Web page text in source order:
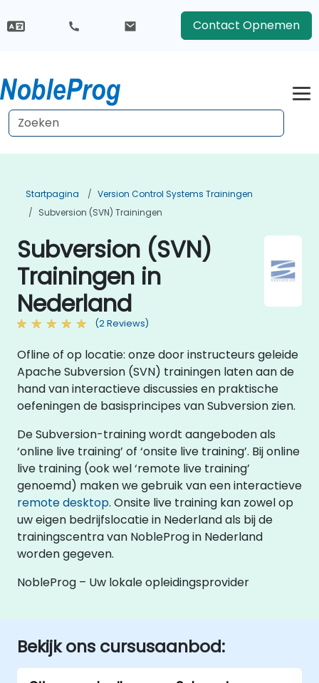
Contact Opnemen
Startpagina
Version Control Systems Trainingen
Subversion (SVN) Trainingen
Subversion (SVN)
Trainingen in
Nederland
(2 Reviews)
Ofline of op locatie: onze door instructeurs geleide
Apache Subversion (SVN) trainingen laten aan de
hand van interactieve discussies en praktische
oefeningen de basisprincipes van Subversion zien.
De Subversion-training wordt aangeboden als
‘online live training’ of ‘onsite live training’. Bij online
live training (ook wel ‘remote live training’
genoemd) maken we gebruik van een interactieve
remote desktop. Onsite live training kan zowel op
uw eigen bedrijfslocatie in Nederland als bij de
trainingscentra van NobleProg in Nederland
worden gegeven.
NobleProg – Uw lokale opleidingsprovider
Bekijk ons cursusaanbod: